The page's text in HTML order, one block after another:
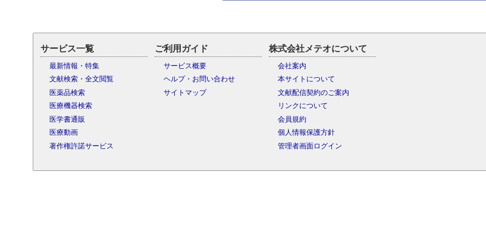
サービス一覧
最新情報・特集
文献検索・全文閲覧
医薬品検索
医療機器検索
医学書通販
医療動画
著作権許諾サービス
ご利用ガイド
サービス概要
ヘルプ・お問い合わせ
サイトマップ
株式会社メテオについて
会社案内
本サイトについて
文献配信契約のご案内
リンクについて
会員規約
個人情報保護方針
管理者画面ログイン